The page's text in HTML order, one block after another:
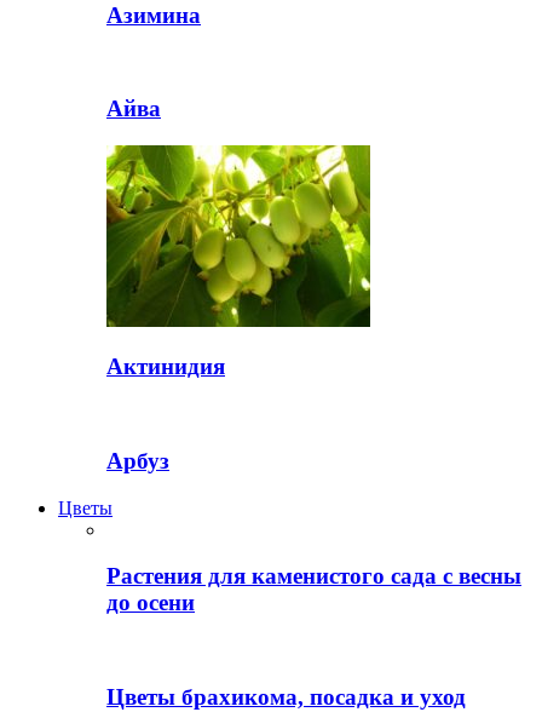
Азимина
Айва
Актинидия
Арбуз
Цветы
Растения для каменистого сада с весны
до осени
Цветы брахикома, посадка и уход